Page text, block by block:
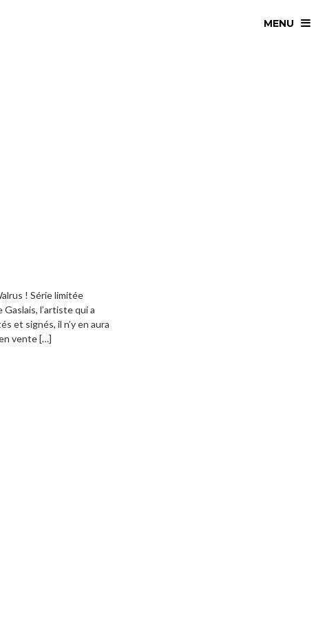
MENU
! Série limitée
l’artiste qui a
et signés, il n’y en aura
vente […]